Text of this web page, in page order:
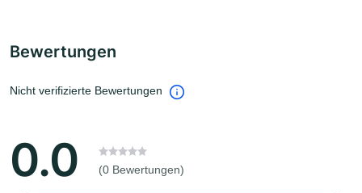
Bewertungen
Nicht verifizierte Bewertungen
0.0 (0 Bewertungen)